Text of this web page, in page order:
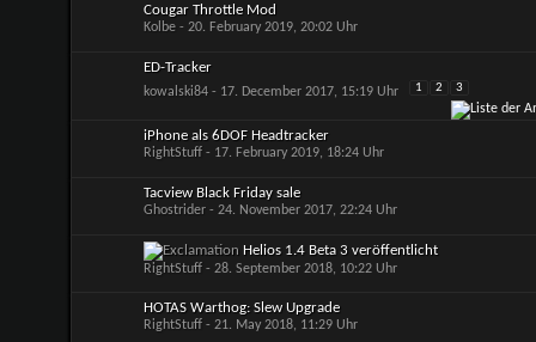
Cougar Throttle Mod
Kolbe- 20. February 2019, 20:02 Uhr
ED-Tracker
kowalski84- 17. December 2017, 15:19 Uhr 1 2 3
iPhone als 6DOF Headtracker
RightStuff- 17. February 2019, 18:24 Uhr
Tacview Black Friday sale
Ghostrider- 24. November 2017, 22:24 Uhr
Helios 1.4 Beta 3 veröffentlicht
RightStuff- 28. September 2018, 10:22 Uhr
HOTAS Warthog: Slew Upgrade
RightStuff- 21. May 2018, 11:29 Uhr